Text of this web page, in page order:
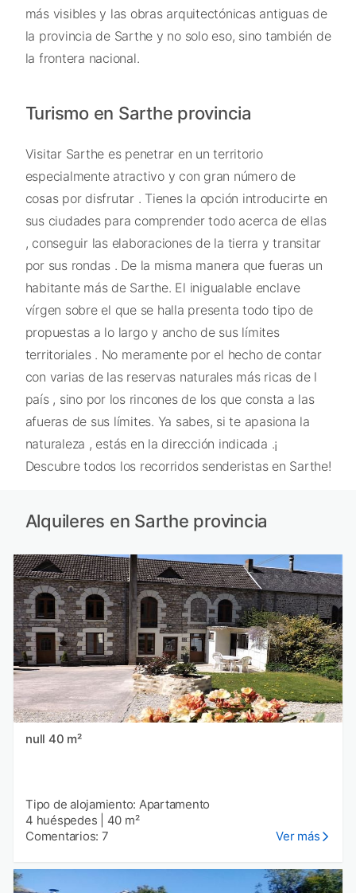
más visibles y las obras arquitectónicas antiguas de
la provincia de Sarthe y no solo eso, sino también de
la frontera nacional.
Turismo en Sarthe provincia
Visitar Sarthe es penetrar en un territorio
especialmente atractivo y con gran número de
cosas por disfrutar . Tienes la opción introducirte en
sus ciudades para comprender todo acerca de ellas
, conseguir las elaboraciones de la tierra y transitar
por sus rondas . De la misma manera que fueras un
habitante más de Sarthe. El inigualable enclave
vírgen sobre el que se halla presenta todo tipo de
propuestas a lo largo y ancho de sus límites
territoriales . No meramente por el hecho de contar
con varias de las reservas naturales más ricas de l
país , sino por los rincones de los que consta a las
afueras de sus límites. Ya sabes, si te apasiona la
naturaleza , estás en la dirección indicada .¡
Descubre todos los recorridos senderistas en Sarthe!
Alquileres en Sarthe provincia
null 40 m²
Tipo de alojamiento: Apartamento
4 huéspedes
40 m²
Comentarios: 7
Ver más